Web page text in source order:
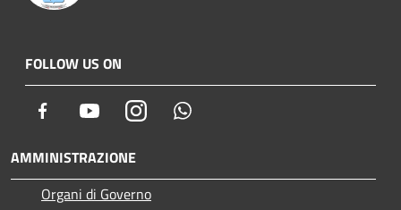
FOLLOW US ON
Facebook YoutubeInstagram
AMMINISTRAZIONE
Organi di Governo